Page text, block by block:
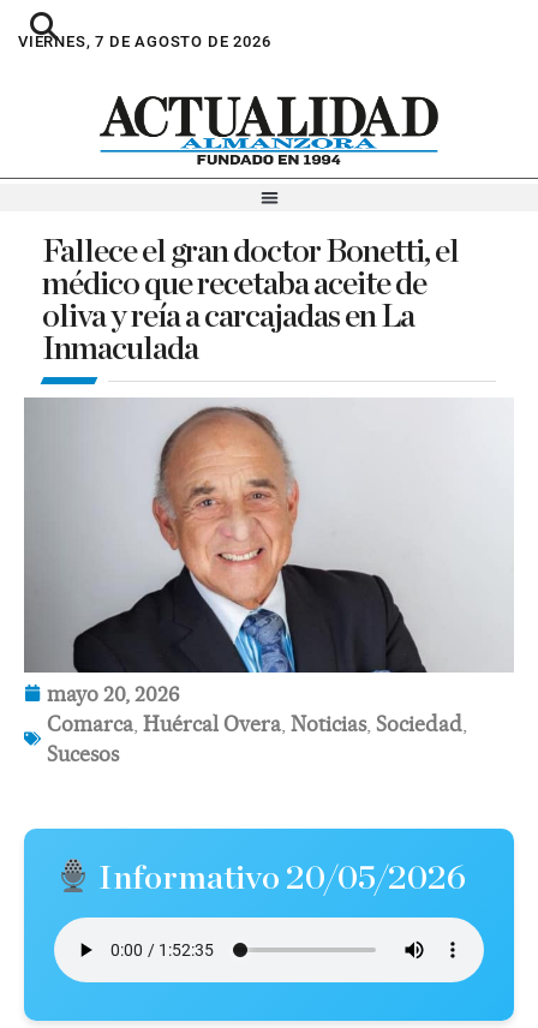
VIERNES, 7 DE AGOSTO DE 2026
Fallece el gran doctor Bonetti, el
médico que recetaba aceite de
oliva y reía a carcajadas en La
Inmaculada
mayo 20, 2026
Comarca Huércal Overa Noticias, Sociedad
Sucesos
Informativo 20/05/2026